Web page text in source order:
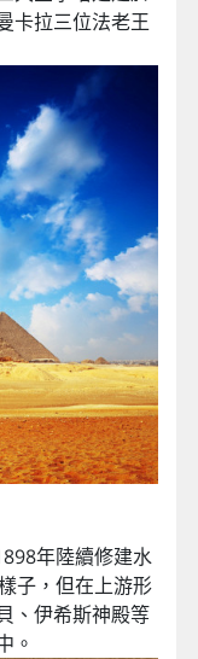
卡拉三位法老王
年陸續修建水
子，但在上游形
、伊希斯神殿等
。